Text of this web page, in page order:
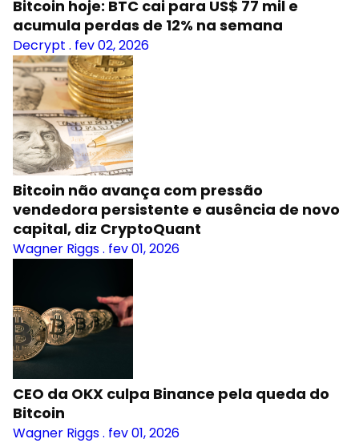
Bitcoin hoje: BTC cai para US$ 77 mil e
acumula perdas de 12% na semana
Decrypt . fev 02, 2026
Bitcoin não avança com pressão
vendedora persistente e ausência de novo
capital, diz CryptoQuant
Wagner Riggs. fev 01, 2026
CEO da OKX culpa Binance pela queda do
Bitcoin
Wagner Riggs. fev 01, 2026